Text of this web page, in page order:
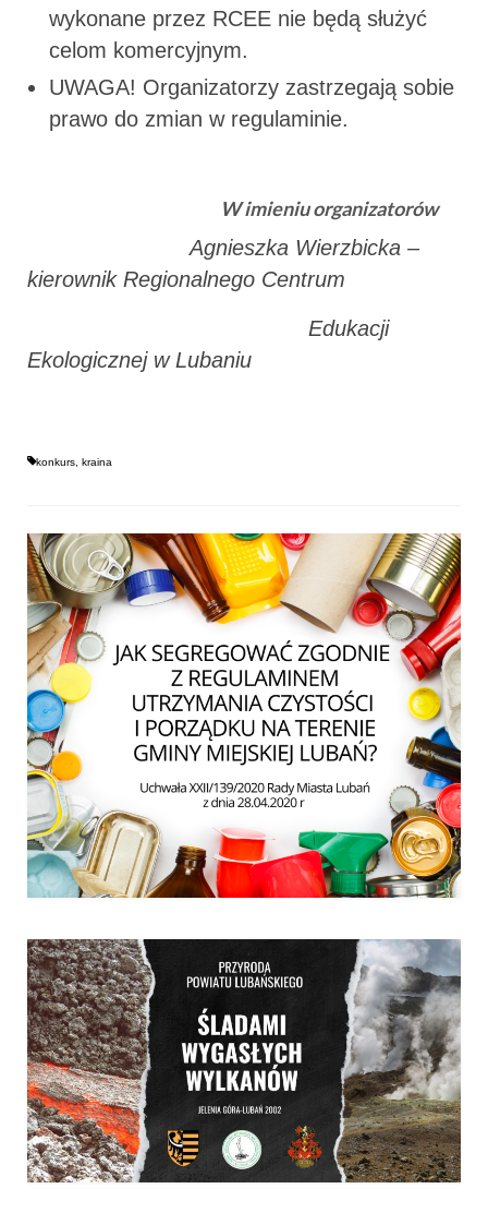
wykonane przez RCEE nie będą służyć
celom komercyjnym.
UWAGA! Organizatorzy zastrzegają sobie
prawo do zmian w regulaminie.
W imieniu organizatorów
Agnieszka Wierzbicka –
kierownik Regionalnego Centrum
Edukacji
Ekologicznej w Lubaniu
konkurs kraina